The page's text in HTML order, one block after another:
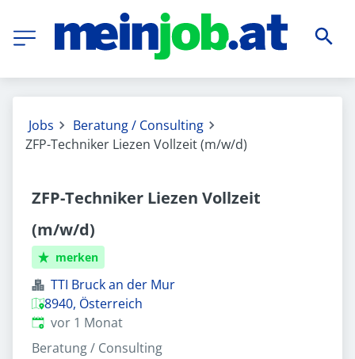
Jobs
Beratung / Consulting
ZFP-Techniker Liezen Vollzeit (m/w/d)
ZFP-Techniker Liezen Vollzeit
(m/w/d)
merken
TTI Bruck an der Mur
8940, Österreich
Veröffentlicht:
vor 1 Monat
Beratung / Consulting